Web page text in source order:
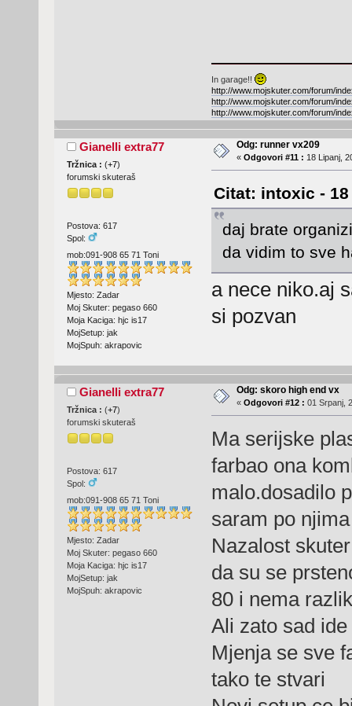
In garage!!
http://www.mojskuter.com/forum/
http://www.mojskuter.com/forum/
http://www.mojskuter.com/forum/
Gianelli extra77
Tržnica : (+7)
forumski skuteraš
Postova: 617
Spol:
mob:091-908 65 71 Toni
Mjesto: Zadar
Moj Skuter: pegaso 660
Moja Kaciga: hjc is17
MojSetup: jak
MojSpuh: akrapovic
Odg: runner vx209
« Odgovori #11 : 18 Lipanj,
Citat: intoxic -
daj brate
da vidim to sve
a nece niko.aj
si pozvan
Gianelli extra77
Tržnica : (+7)
forumski skuteraš
Postova: 617
Spol:
mob:091-908 65 71 Toni
Mjesto: Zadar
Moj Skuter: pegaso 660
Moja Kaciga: hjc is17
MojSetup: jak
MojSpuh: akrapovic
Odg: skoro high end vx
« Odgovori #12 : 01 Srpanj,
Ma serijske
farbao ona
malo.dosadilo
saram po njima
Nazalost
da su se
80 i nema
Ali zato sad
Mjenja se sve
tako te stvari